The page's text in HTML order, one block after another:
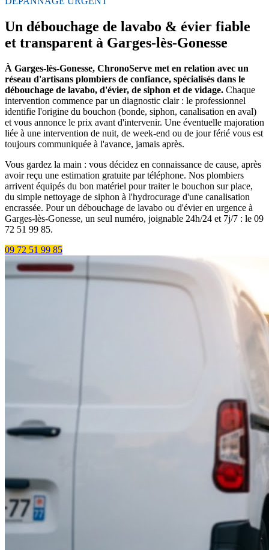
Un débouchage de lavabo & évier fiable
et transparent à Garges-lès-Gonesse
À Garges-lès-Gonesse, ChronoServe met en relation avec un
réseau d'artisans plombiers de confiance, spécialisés dans le
débouchage de lavabo, d'évier, de siphon et de vidage. Chaque
intervention commence par un diagnostic clair : le professionnel
identifie l'origine du bouchon (bonde, siphon, canalisation en aval)
et vous annonce le prix avant d'intervenir. Une éventuelle majoration
liée à une intervention de nuit, de week-end ou de jour férié vous est
toujours communiquée à l'avance, jamais après.
Vous gardez la main : vous décidez en connaissance de cause, après
avoir reçu une estimation gratuite par téléphone. Nos plombiers
arrivent équipés du bon matériel pour traiter le bouchon sur place,
du simple nettoyage de siphon à l'hydrocurage d'une canalisation
encrassée. Pour un débouchage de lavabo ou d'évier en urgence à
Garges-lès-Gonesse, un seul numéro, joignable 24h/24 et 7j/7 : le 09
72 51 99 85.
09 72 51 99 85